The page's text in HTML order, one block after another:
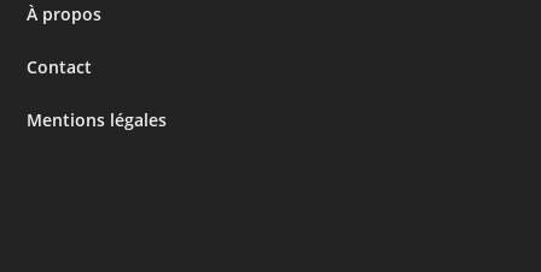
À propos
Contact
Mentions légales